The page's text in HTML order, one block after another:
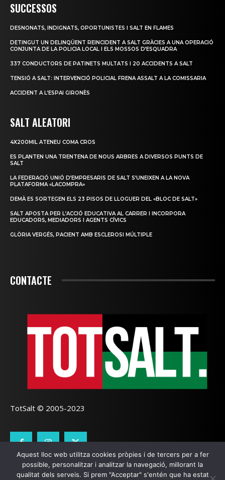
SUCCESSOS
DESNONATS, INDIGNATS, OPORTUNISTES I SALT EN FLAMES
DETINGUT UN DELINQÜENT REINCIDENT A SALT GRÀCIES A UNA OPERACIÓ
CONJUNTA DE LA POLICIA LOCAL I ELS MOSSOS D’ESQUADRA
337 CONDUCTORS DE PATINETS MULTATS I 20 ACCIDENTS A SALT
TENSIÓ A SALT: INTERVENCIÓ POLICIAL FRENA ASSALT A LA COMISSARIA
ACCIDENT A L’ESPAI GIRONÈS
SALT ALEATORI
4X200MIL ATENEU COMA CROS
ES PLANTEN UNA TRENTENA DE NOUS ARBRES A DIVERSOS PUNTS DE
SALT
LA FEDERACIÓ UNIÓ D’EMPRESARIS DE SALT S’UNEIXEN A LA NOVA
PLATAFORMA «LACOMPRA»
DEMÀ ES SORTEGEN ELS 23 PISOS DE LLOGUER DEL «BLOC DE SALT»
SALT APOSTA PER L’ACCIÓ EDUCATIVA AL CARRER I INCORPORA
EDUCADORS, MEDIADORS I AGENTS CÍVICS
GLÒRIA VERGÉS, PACIENT AMB ESCLEROSI MÚLTIPLE
CONTACTE
TotSalt © 2005-2023
CONTACTE TOTSALT AVÍS LEGAL GALETES
Aquest lloc web utilitza cookies pròpies i de tercers per a fer
possible, personalitzar i analitzar la navegació, millorant la
qualitat dels serveis. Si prem "Acceptar" s'entén que ha estat